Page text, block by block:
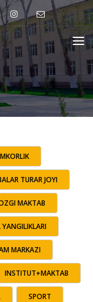
TURAR JOYI
MAKTAB
MARKAZI
INSTITUT+MAKTAB
SPORT